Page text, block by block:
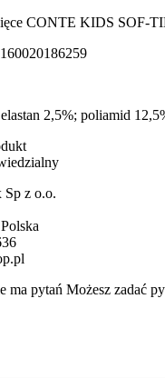
CONTE KIDS SOF-
2,5%; poliamid
Sp z o.o.
ma pytań Możesz zadać